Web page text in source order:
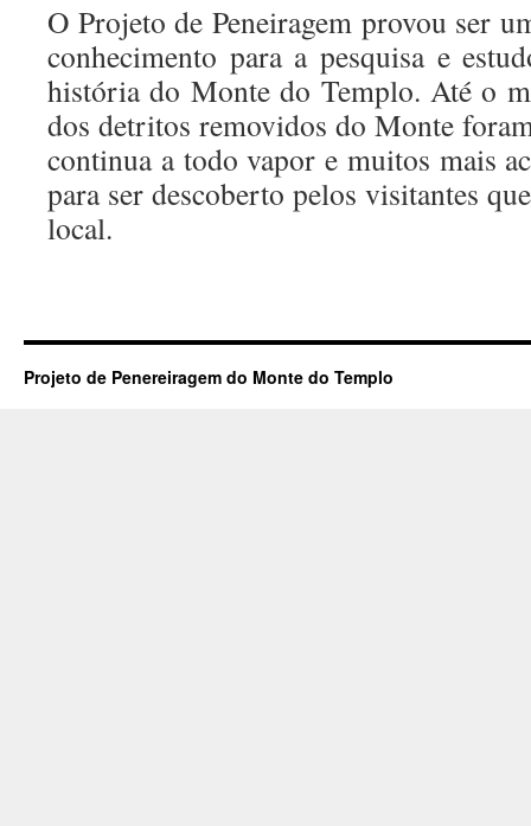
O Projeto de Peneiragem provou ser
conhecimento para a pesquisa e
história do Monte do Templo. Até o
dos detritos removidos do Monte
continua a todo vapor e muitos mais
para ser descoberto pelos visitantes
local.
Projeto de Penereiragem do Monte do Templo